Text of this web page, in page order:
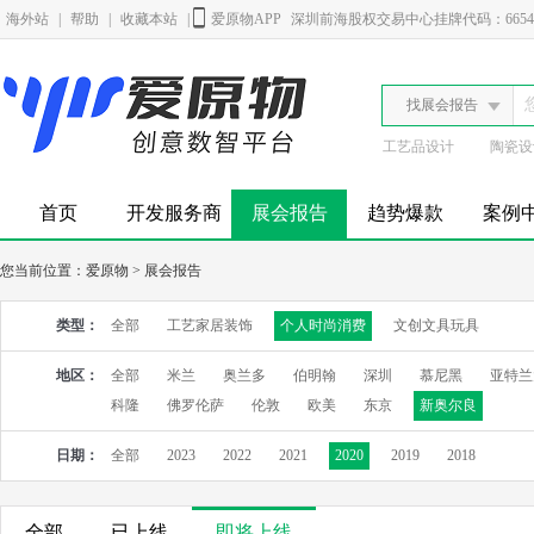
海外站 帮助 收藏本站 爱原物APP 深圳前海股权交易中心挂牌代码：
找展会报告
工艺品设计 陶瓷
首页 开发服务商 展会报告 趋势爆款 案例
您当前位置： 爱原物 > 展会报告
类型： 全部 工艺家居装饰 个人时尚消费 文创文具玩具
地区： 全部 米兰 奥兰多 伯明翰 深圳 慕尼黑
亚特
科隆
佛罗伦萨 伦敦 欧美 东京 新奥尔良
日期： 全部 2023 2022 2021 2020 2019 2018